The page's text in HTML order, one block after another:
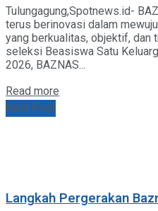
Tulungagung,Spotnews.id-
terus berinovasi dalam
yang berkualitas, objektif, dan
seleksi Beasiswa Satu
2026, BAZNAS...
Read more
Next Post
Langkah Pergerakan